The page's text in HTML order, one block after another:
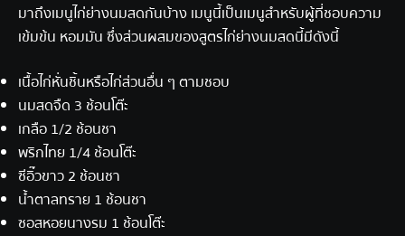
มาถึงเมนูไก่ย่างนมสดกันบ้าง เมนูนี้เป็นเมนูสำหรับผู้ที่ชอบความ
เข้มข้น หอมมัน ซึ่งส่วนผสมของสูตรไก่ย่างนมสดนี้มีดังนี้
เนื้อไก่หั่นชิ้นหรือไก่ส่วนอื่น ๆ ตามชอบ
นมสดจืด 3 ช้อนโต๊ะ
เกลือ 1/2 ช้อนชา
พริกไทย 1/4 ช้อนโต๊ะ
​ซีอิ๊วขาว 2 ช้อนชา
น้ำตาลทราย 1 ช้อนชา
​ซอสหอยนางรม 1 ช้อนโต๊ะ